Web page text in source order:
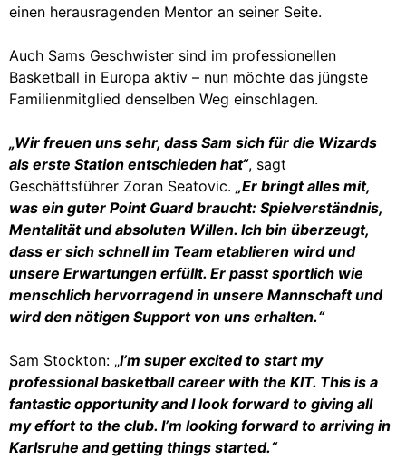
einen herausragenden Mentor an seiner Seite.
Auch Sams Geschwister sind im professionellen
Basketball in Europa aktiv – nun möchte das jüngste
Familienmitglied denselben Weg einschlagen.
„Wir freuen uns sehr, dass Sam sich für die Wizards
als erste Station entschieden hat“, sagt
Geschäftsführer Zoran Seatovic. „Er bringt alles mit,
was ein guter Point Guard braucht: Spielverständnis,
Mentalität und absoluten Willen. Ich bin überzeugt,
dass er sich schnell im Team etablieren wird und
unsere Erwartungen erfüllt. Er passt sportlich wie
menschlich hervorragend in unsere Mannschaft und
wird den nötigen Support von uns erhalten.“
Sam Stockton: „I’m super excited to start my
professional basketball career with the KIT. This is a
fantastic opportunity and I look forward to giving all
my effort to the club. I’m looking forward to arriving in
Karlsruhe and getting things started.“